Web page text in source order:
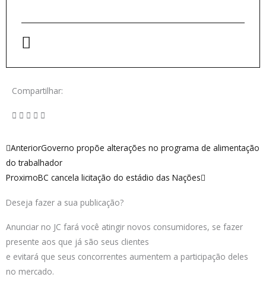
Compartilhar:
Anterior
AnteriorGoverno propõe alterações no programa de alimentação
do trabalhador
ProximoBC cancela licitação do estádio das Nações
Próximo
Deseja fazer a sua publicação?
Anunciar no JC fará você atingir novos consumidores, se fazer
presente aos que já são seus clientes
e evitará que seus concorrentes aumentem a participação deles
no mercado.